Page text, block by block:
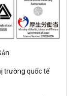
trường quốc tế